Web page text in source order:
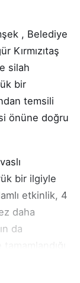
, Belediye
Kırmızıtaş
silah
bir
temsili
önüne doğru
bir ilgiyle
etkinlik, 4
daha
da